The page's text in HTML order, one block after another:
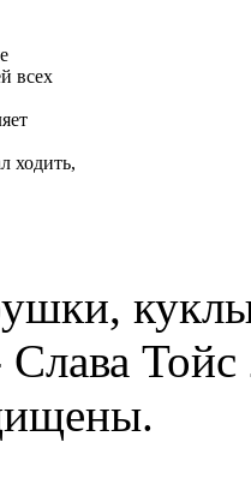
всех
ходить,
Тойс